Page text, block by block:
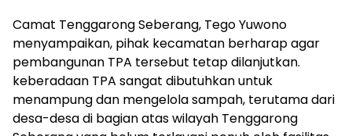
Camat Tenggarong Seberang, Tego Yuwono
menyampaikan, pihak kecamatan berharap agar
pembangunan TPA tersebut tetap dilanjutkan.
keberadaan TPA sangat dibutuhkan untuk
menampung dan mengelola sampah, terutama dari
desa-desa di bagian atas wilayah Tenggarong